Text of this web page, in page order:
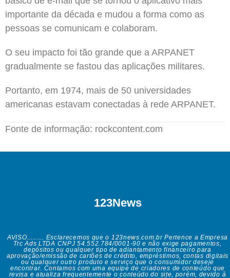
importante da década e mudou a forma como as
pessoas se comunicam e colaboram.
O seu impacto foi tão grande que a ARPANET
gradualmente se fastou das aplicações militares.
Portanto, em 1974, mais de 50 universidades
americanas estavam conectadas à rede ARPANET.
Fonte de informação: rockcontent.com
123News
AVISO......... Esclarecemos que o 123news.com.br Pertence a Empresa
Trc Ads LTDA CNPJ 54.552.784/0001-90 e não exige pagamentos,
depósitos ou qualquer tipo de adiantamento financeiro para
aprovação/emissão de cartões de crédito, empréstimos, contas digitais
ou qualquer outro produto e serviço que o consumidor deseje
encontrar. Contamos com uma equipe de criadores de conteúdo que
revisa e atualiza frequentemente o conteúdo do site, porém, devido à